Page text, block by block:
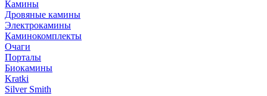
Камины
Дровяные камины
Электрокамины
Каминокомплекты
Очаги
Порталы
Биокамины
Kratki
Silver Smith